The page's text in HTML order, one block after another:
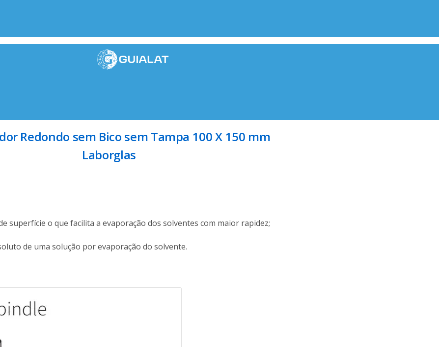
Redondo sem Bico sem Tampa 100 X 150 mm
Laborglas
superfície o que facilita a evaporação dos solventes com maior rapidez;
de uma solução por evaporação do solvente.